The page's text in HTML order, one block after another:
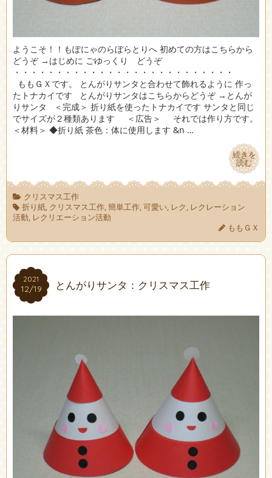
ようこそ！！もぽにゃのらぼらとりへ 初めての方はこちらから
どうぞ →はじめに ごゆっくり どうぞ
・・・・・・・・・・・・・・・・・・・・・・・・・・
ももＧＸです。 とんがりサンタと合わせて飾れるように 作っ
たトナカイです とんがりサンタはこちらからどうぞ →とんが
りサンタ ＜完成＞ 折り紙を使ったトナカイです サンタと同じ
でサイズが２種類あります ＜広告＞ それでは作り方です。
＜材料＞ ◆折り紙 茶色：体に使用します &n …
続きを
読む
続きを
読む
クリスマス工作
折り紙, クリスマス工作,簡単工作,可愛い, レク, レクレーション
活動, レクリエーション活動
ももＧＸ
2021
12/19
2021
12/19 とんがりサンタ：クリスマス工作